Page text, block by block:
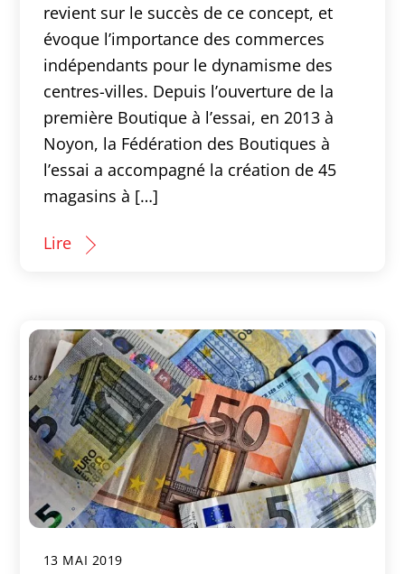
revient sur le succès de ce concept, et
évoque l’importance des commerces
indépendants pour le dynamisme des
centres-villes. Depuis l’ouverture de la
première Boutique à l’essai, en 2013 à
Noyon, la Fédération des Boutiques à
l’essai a accompagné la création de 45
magasins à […]
Lire
13 MAI 2019